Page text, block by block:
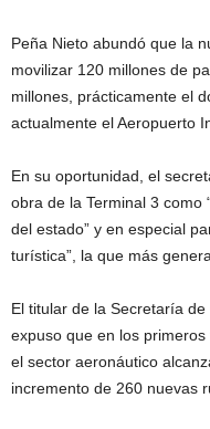
Peña Nieto abundó que la
movilizar 120 millones de
millones, prácticamente el
actualmente el Aeropuerto
En su oportunidad, el
obra de la Terminal 3 como
del estado” y en especial
turística”, la que más
El titular de la Secretaría
expuso que en los
el sector aeronáutico
incremento de 260 nuevas